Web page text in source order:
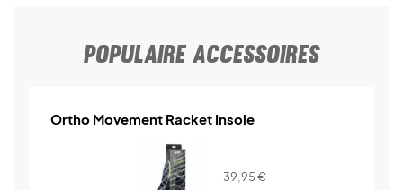
POPULAIRE ACCESSOIRES
Ortho Movement Racket Insole
39,95€